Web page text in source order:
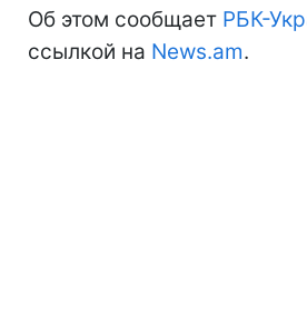
Об этом сообщает РБК-
ссылкой на News.am.